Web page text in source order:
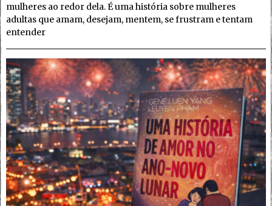
mulheres ao redor dela. É uma história sobre mulheres
adultas que amam, desejam, mentem, se frustram e tentam
entender